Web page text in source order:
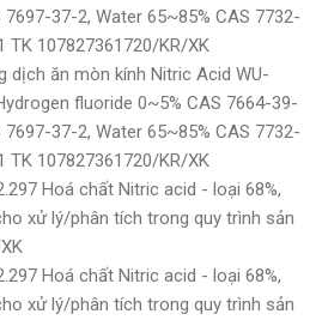
37-2, Water 65~85% CAS 7732-
TK 107827361720/KR/XK
dịch ăn mòn kính Nitric Acid WU-
fluoride 0~5% CAS 7664-39-
37-2, Water 65~85% CAS 7732-
TK 107827361720/KR/XK
Hoá chất Nitric acid - loại 68%,
xử lý/phân tích trong quy trình sản
Hoá chất Nitric acid - loại 68%,
xử lý/phân tích trong quy trình sản